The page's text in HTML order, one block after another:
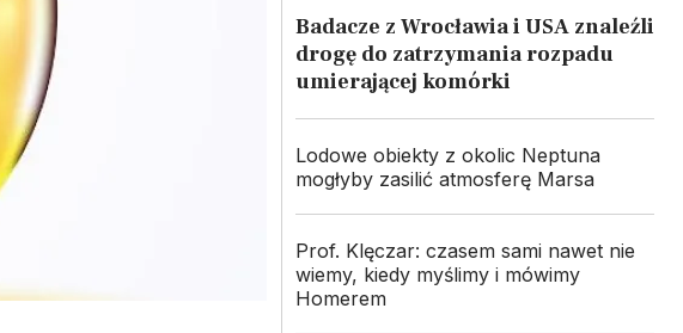
Badacze z Wrocławia i USA znaleźli
drogę do zatrzymania rozpadu
umierającej komórki
Lodowe obiekty z okolic Neptuna
mogłyby zasilić atmosferę Marsa
Prof. Klęczar: czasem sami nawet nie
wiemy, kiedy myślimy i mówimy
Homerem